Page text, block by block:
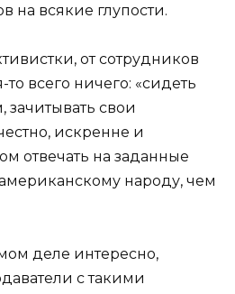
на всякие глупости.
от сотрудников
то всего ничего: «сидеть
свои
искренне и
отвечать на заданные
народу, чем
деле интересно,
с такими